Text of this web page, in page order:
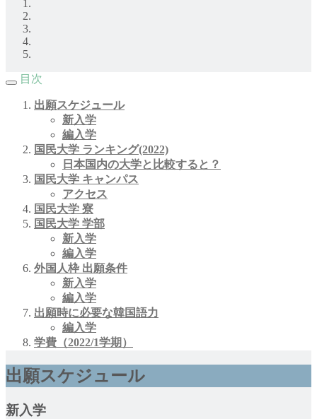
目次
出願スケジュール
新入学
編入学
国民大学 ランキング(2022)
日本国内の大学と比較すると？
国民大学 キャンパス
アクセス
国民大学 寮
国民大学 学部
新入学
編入学
外国人枠 出願条件
新入学
編入学
出願時に必要な韓国語力
編入学
学費（2022/1学期）
出願スケジュール
新入学